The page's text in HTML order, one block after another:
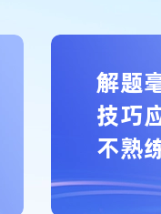
解题
技巧
不熟